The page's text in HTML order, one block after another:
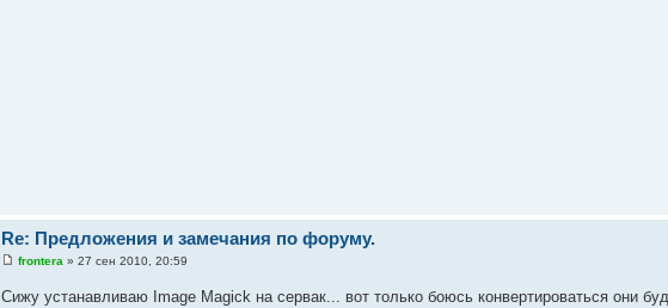
Re: Предложения и замечания по форуму.
frontera » 27 сен 2010, 20:59
Сижу устанавливаю Image Magick на сервак... вот только боюсь конвертироваться они